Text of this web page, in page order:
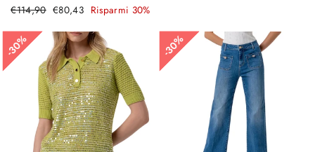
Prezzo
listino
€114,90 Prezzo
€80,43 Risparmi 30%
30%
30% 30%
30%